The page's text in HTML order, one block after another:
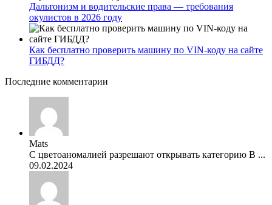
Дальтонизм и водительские права — требования
окулистов в 2026 году
Как бесплатно проверить машину по VIN-коду на сайте
ГИБДД?
Последние комментарии
Mats
С цветоаномалией разрешают открывать категорию В ...
09.02.2024